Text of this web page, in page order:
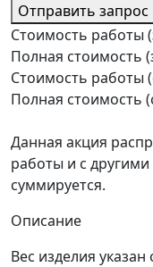
Отправить запрос
Стоимость работы
Полная стоимость
Стоимость работы
Полная стоимость
Данная акция
работы и с
суммируется.
Описание
Вес изделия